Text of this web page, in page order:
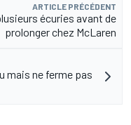
ARTICLE PRÉCÉDENT
écuries avant de
prolonger chez McLaren
mais ne ferme pas